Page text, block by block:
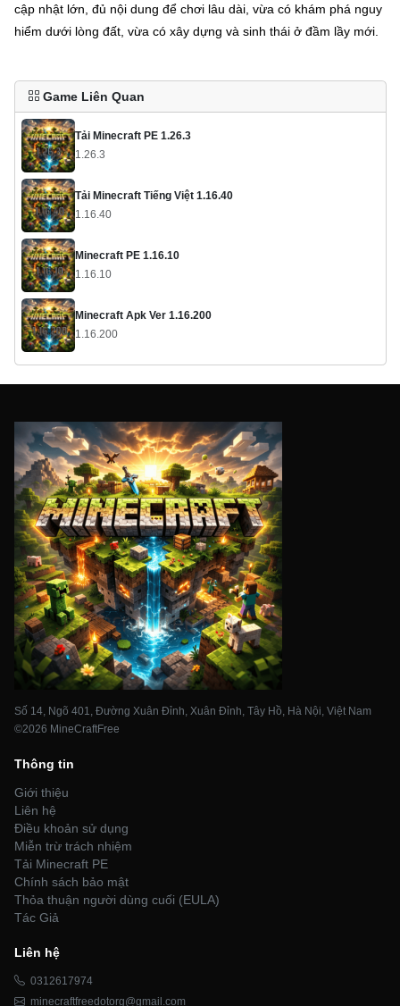
cập nhật lớn, đủ nội dung để chơi lâu dài, vừa có khám phá nguy
hiểm dưới lòng đất, vừa có xây dựng và sinh thái ở đầm lầy mới.
Game Liên Quan
Tải Minecraft PE 1.26.3
1.26.3
Tải Minecraft Tiếng Việt 1.16.40
1.16.40
Minecraft PE 1.16.10
1.16.10
Minecraft Apk Ver 1.16.200
1.16.200
Số 14, Ngõ 401, Đường Xuân Đỉnh, Xuân Đỉnh, Tây Hồ, Hà Nội, Việt Nam
©2026 MineCraftFree
Thông tin
Giới thiệu
Liên hệ
Điều khoản sử dụng
Miễn trừ trách nhiệm
Tải Minecraft PE
Chính sách bảo mật
Thỏa thuận người dùng cuối (EULA)
Tác Giả
Liên hệ
0312617974
minecraftfreedotorg@gmail.com